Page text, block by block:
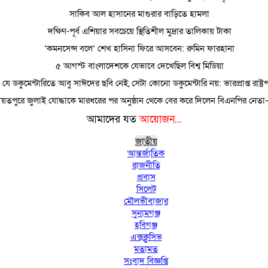
সাকিব আল হাসানের মাগুরার বাড়িতে হামলা
দক্ষিণ-পূর্ব এশিয়ার সবচেয়ে স্থিতিশীল মুদ্রার তালিকায় টাকা
‘কমনসেন্স বলে’ শেখ হাসিনা ফিরে আসবেন: রুমিন ফারহানা
৫ আগস্ট বাংলাদেশকে যেভাবে দেখেছিল বিশ্ব মিডিয়া
যে ডকুমেন্টারিতে আবু সাঈদের ছবি নেই, সেটা কোনো ডকুমেন্টারি নয়: ভারপ্রাপ্ত
জুলাই যোদ্ধাকে মারধরের পর অনুষ্ঠান থেকে বের করে দিলেন বিএনপির
আমাদের যতআয়োজন...
জাতীয়
আন্তর্জাতিক
রাজনীতি
প্রবাস
সিলেট
মৌলভীবাজার
সুনামগঞ্জ
হবিগঞ্জ
এক্সক্লুসিভ
মতামত
সংবাদ বিজ্ঞপ্তি